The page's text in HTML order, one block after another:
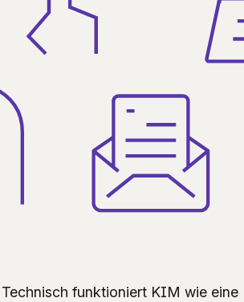
Technisch funktioniert KIM wie